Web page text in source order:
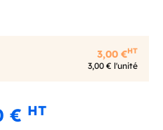
3,00 €HT
3,00 € l'unité
€ HT